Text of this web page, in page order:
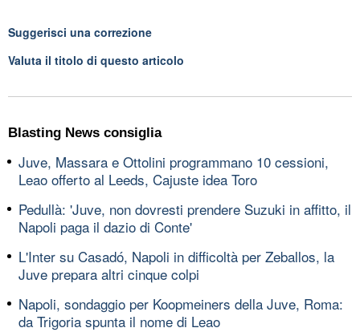
Suggerisci una correzione
Valuta il titolo di questo articolo
Blasting News consiglia
Juve, Massara e Ottolini programmano 10 cessioni,
Leao offerto al Leeds, Cajuste idea Toro
Pedullà: 'Juve, non dovresti prendere Suzuki in affitto, il
Napoli paga il dazio di Conte'
L'Inter su Casadó, Napoli in difficoltà per Zeballos, la
Juve prepara altri cinque colpi
Napoli, sondaggio per Koopmeiners della Juve, Roma:
da Trigoria spunta il nome di Leao